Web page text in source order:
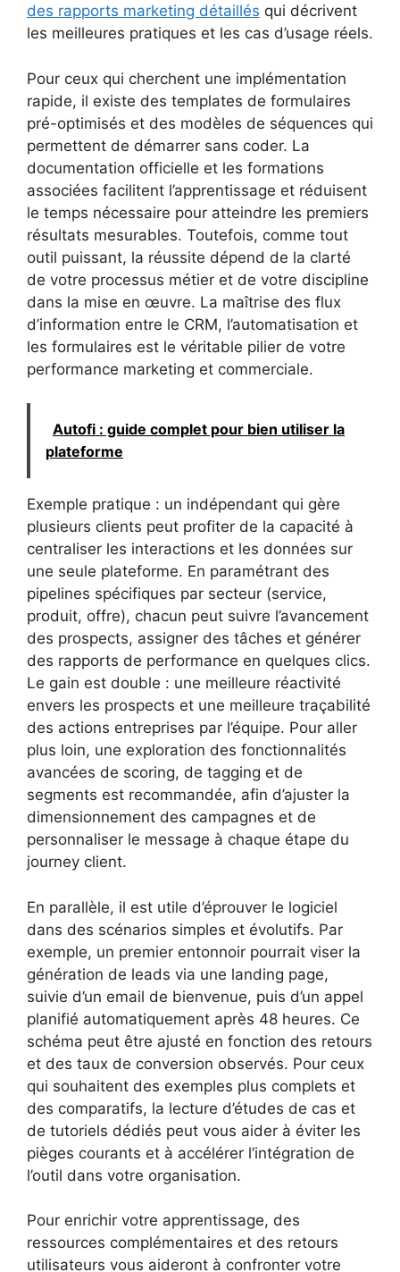
des rapports marketing détaillés qui décrivent
les meilleures pratiques et les cas d’usage réels.
Pour ceux qui cherchent une implémentation
rapide, il existe des templates de formulaires
pré-optimisés et des modèles de séquences qui
permettent de démarrer sans coder. La
documentation officielle et les formations
associées facilitent l’apprentissage et réduisent
le temps nécessaire pour atteindre les premiers
résultats mesurables. Toutefois, comme tout
outil puissant, la réussite dépend de la clarté
de votre processus métier et de votre discipline
dans la mise en œuvre. La maîtrise des flux
d’information entre le CRM, l’automatisation et
les formulaires est le véritable pilier de votre
performance marketing et commerciale.
Autofi : guide complet pour bien utiliser la
plateforme
Exemple pratique : un indépendant qui gère
plusieurs clients peut profiter de la capacité à
centraliser les interactions et les données sur
une seule plateforme. En paramétrant des
pipelines spécifiques par secteur (service,
produit, offre), chacun peut suivre l’avancement
des prospects, assigner des tâches et générer
des rapports de performance en quelques clics.
Le gain est double : une meilleure réactivité
envers les prospects et une meilleure traçabilité
des actions entreprises par l’équipe. Pour aller
plus loin, une exploration des fonctionnalités
avancées de scoring, de tagging et de
segments est recommandée, afin d’ajuster la
dimensionnement des campagnes et de
personnaliser le message à chaque étape du
journey client.
En parallèle, il est utile d’éprouver le logiciel
dans des scénarios simples et évolutifs. Par
exemple, un premier entonnoir pourrait viser la
génération de leads via une landing page,
suivie d’un email de bienvenue, puis d’un appel
planifié automatiquement après 48 heures. Ce
schéma peut être ajusté en fonction des retours
et des taux de conversion observés. Pour ceux
qui souhaitent des exemples plus complets et
des comparatifs, la lecture d’études de cas et
de tutoriels dédiés peut vous aider à éviter les
pièges courants et à accélérer l’intégration de
l’outil dans votre organisation.
Pour enrichir votre apprentissage, des
ressources complémentaires et des retours
utilisateurs vous aideront à confronter votre